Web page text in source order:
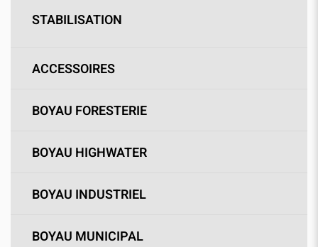
STABILISATION
ACCESSOIRES
BOYAU FORESTERIE
BOYAU HIGHWATER
BOYAU INDUSTRIEL
BOYAU MUNICIPAL